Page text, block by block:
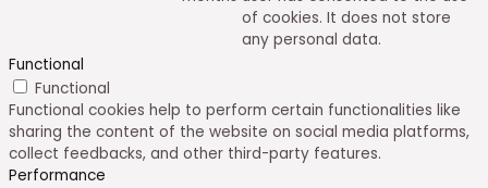
of cookies. It does not store
any personal data.
Functional
Functional
Functional cookies help to perform certain functionalities like
sharing the content of the website on social media platforms,
collect feedbacks, and other third-party features.
Performance